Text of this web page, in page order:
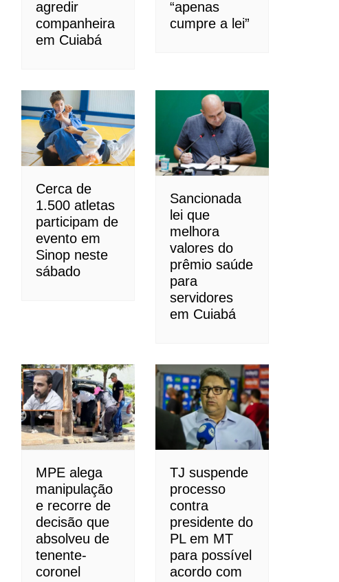
agredir
companheira
em Cuiabá
“apenas
cumpre a lei”
Cerca de
1.500 atletas
participam de
evento em
Sinop neste
sábado
Sancionada
lei que
melhora
valores do
prêmio saúde
para
servidores
em Cuiabá
MPE alega
manipulação
e recorre de
decisão que
absolveu de
tenente-
coronel
TJ suspende
processo
contra
presidente do
PL em MT
para possível
acordo com